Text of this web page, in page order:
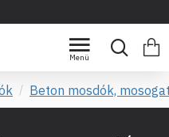
Beton mosdók,